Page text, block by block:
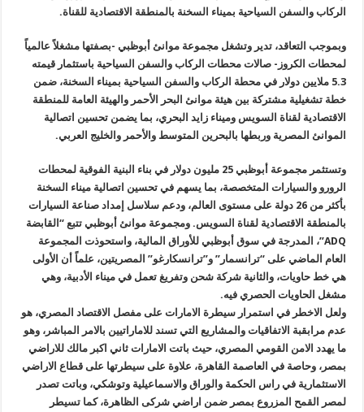
الركاب والسفن السياحية بميناء السخنة بالمنطقة الاقتصادية للقناة.
وبموجب التعاقد، تدير وتشغل مجموعة موانئ أبوظبي -بصفتها مشغلاً عالمياً
لمحطات الكروز- صالات محطات الركاب والسفن السياحية باستثمار قيمته
5.3 ملايين
دولار في محطة الركاب والسفن السياحية بميناء السخنة، ضمن
خطة تشغيلية مشتركة بين هيئة موانئ البحر الأحمر والهيئة العامة للمنطقة
الاقتصادية لقناة السويس وميناء زايد البحري، بما يضمن تحسين اتصالية
الموانئ المصرية وربطها بالبحرين المتوسط والأحمر والخليج العربي.
وتستثمر
مجموعة أبوظبي 25 مليون دولار في بناء البنية الفوقية لمحطات
الرورو والسيارات المتخصصة، بما يسهم في تحسين اتصالية ميناء السخنة
بأكثر من 26
دولة على مستوى العالم، ودعم سلاسل إمداد صناعة السيارات
بالمنطقة الاقتصادية لقناة السويس. ومجموعة موانئ أبوظبي تتبع “القابضة
ADQ” ، المدرجة في سوق أبوظبي للأوراق المالية، واستحوذت المجموعة
العام الماضي على “ترانسمار” و”ترانسكارغو” المصريتين، علماً أن الأولى
هي خط حاويات، والثانية شركة شحن وتفريغ تعمل في ميناء الأدبية، وهي
مشغل الحاويات الحصري فيه.
ولعل الاخطر في استمرار سيطرة الامارات على مفصل الاقتصاد المصري، هو
عدم مرابقبة الاتفاقيات والمشاريع التي تسند للاماراتيين بالامر المباشر، وهو
ما يهدد الامن القومي المصري، حيث باتت الامارات ثاني اكبر مالك للاراضي
بمصر، وحاصة في العاصمة القاهرة، علاوة على سيطرتها على قطاع الاراضي
الاستثمارية في راس الحكمة والوراق والاسماعيلية وتوشكي، وباتت تصدر
لمصر القمح المزروع بمصر ضمن اراضي شركى الظاهرة، كما تسيطر